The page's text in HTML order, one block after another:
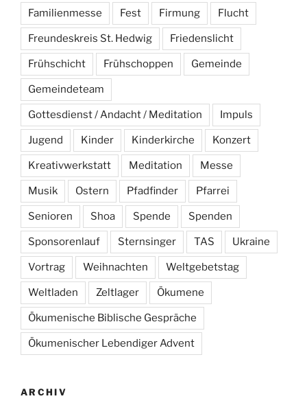
Familienmesse Fest Firmung Flucht
Freundeskreis St. Hedwig Friedenslicht
Frühschicht Frühschoppen Gemeinde
Gemeindeteam
Gottesdienst / Andacht / Meditation Impuls
Jugend Kinder Kinderkirche Konzert
Kreativwerkstatt Meditation Messe
Musik Ostern Pfadfinder Pfarrei
Senioren Shoa Spende Spenden
Sponsorenlauf Sternsinger TAS Ukraine
Vortrag Weihnachten Weltgebetstag
Weltladen Zeltlager Ökumene
Ökumenische Biblische Gespräche
Ökumenischer Lebendiger Advent
ARCHIV